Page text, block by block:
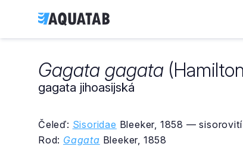
Gagata gagata
gagata jihoasijská
Čeleď: Sisoridae Bleeker, 1858 — sisorovití
Rod: Gagata Bleeker, 1858